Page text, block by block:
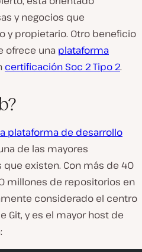
y negocios que
y propietario. Otro beneficio
ofrece una plataforma
certificación Soc 2 Tipo 2.
plataforma de desarrollo
de las mayores
existen. Con más de 40
millones de repositorios en
considerado el centro
Git, y es el mayor host de